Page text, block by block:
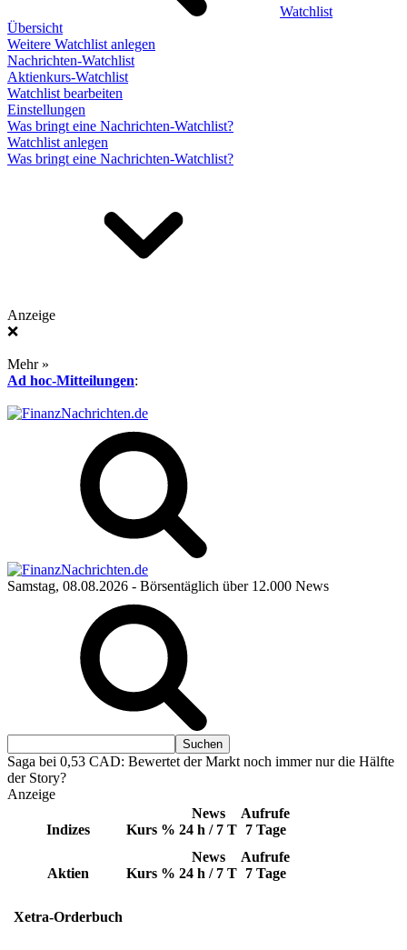
Watchlist
Übersicht
Weitere Watchlist anlegen
Nachrichten-Watchlist
Aktienkurs-Watchlist
Watchlist bearbeiten
Einstellungen
Was bringt eine Nachrichten-Watchlist?
Watchlist anlegen
Was bringt eine Nachrichten-Watchlist?
Anzeige
❌
Mehr »
Ad hoc-Mitteilungen:
Samstag, 08.08.2026 - Börsentäglich über 12.000 News
Saga bei 0,53 CAD: Bewertet der Markt noch immer nur die Hälfte
der Story?
Anzeige
Indizes Kurs %
News
24 h / 7 T
Aufrufe
7 Tage
Aktien Kurs %
News
24 h / 7 T
Aufrufe
7 Tage
Xetra-Orderbuch